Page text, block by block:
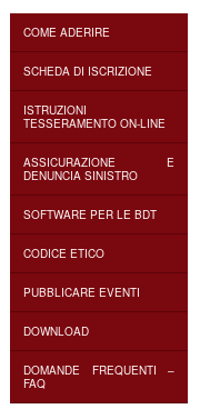
COME ADERIRE
SCHEDA DI ISCRIZIONE
ISTRUZIONI
TESSERAMENTO ON-LINE
ASSICURAZIONE E
DENUNCIA SINISTRO
SOFTWARE PER LE BDT
CODICE ETICO
PUBBLICARE EVENTI
DOWNLOAD
DOMANDE FREQUENTI –
FAQ